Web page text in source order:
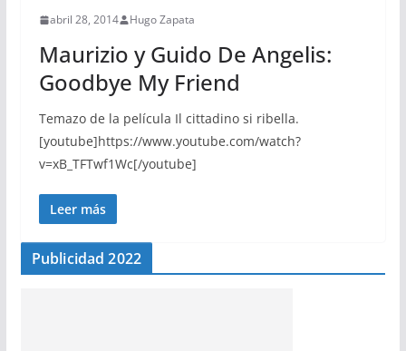
abril 28, 2014 Hugo Zapata
Maurizio y Guido De Angelis:
Goodbye My Friend
Temazo de la película Il cittadino si ribella.
[youtube]https://www.youtube.com/watch?
v=xB_TFTwf1Wc[/youtube]
Leer más
Publicidad 2022